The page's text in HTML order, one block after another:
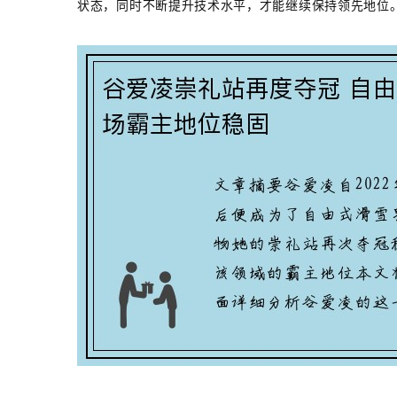
状态，同时不断提升技术水平，才能继续保持领先地位